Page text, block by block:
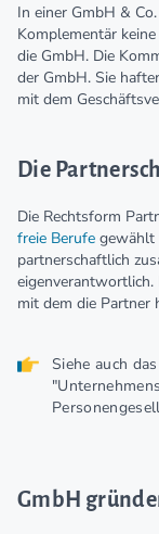
In einer GmbH &
Komplementär
die GmbH. Die
der GmbH. Sie
mit dem
Die
Die Rechtsform
freie Berufe gewählt
partnerschaftlich
mit dem die Partner
Siehe auch
GmbH